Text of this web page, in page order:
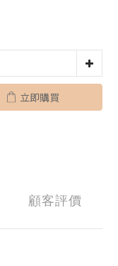
立即購買
顧客評價